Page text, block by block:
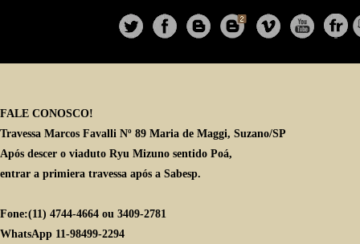
17:00
19:00
20:00
FALE CONOSCO!
Travessa Marcos Favalli Nº 89 Maria de Maggi, Suzano/SP
Após descer o viaduto Ryu Mizuno sentido Poá,
entrar a primiera travessa após a Sabesp.
Fone:(11) 4744-4664 ou 3409-2781
WhatsApp 11-98499-2294